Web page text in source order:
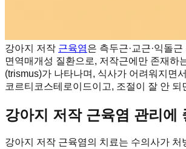
강아지 저작 근육염은 측두근·교근·익돌
면역매개성 질환으로, 저작근에만 존재하
(trismus)가 나타나며, 식사가 어려워지면
코르티코스테로이드이고, 조절이 잘 안
강아지 저작 근육염 관리에
강아지 저작 근육염의 치료는 수의사가